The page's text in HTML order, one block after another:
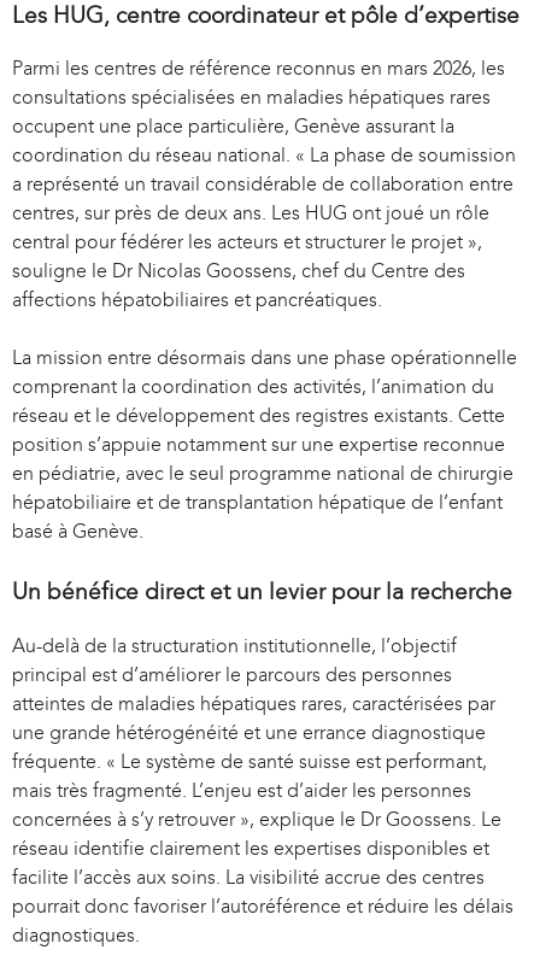
Les HUG, centre coordinateur et pôle d’expertise
Parmi les centres de référence reconnus en mars 2026, les
consultations spécialisées en maladies hépatiques rares
occupent une place particulière, Genève assurant la
coordination du réseau national. « La phase de soumission
a représenté un travail considérable de collaboration entre
centres, sur près de deux ans. Les HUG ont joué un rôle
central pour fédérer les acteurs et structurer le projet »,
souligne le Dr Nicolas Goossens, chef du Centre des
affections hépatobiliaires et pancréatiques.
La mission entre désormais dans une phase opérationnelle
comprenant la coordination des activités, l’animation du
réseau et le développement des registres existants. Cette
position s’appuie notamment sur une expertise reconnue
en pédiatrie, avec le seul programme national de chirurgie
hépatobiliaire et de transplantation hépatique de l’enfant
basé à Genève.
Un bénéfice direct et un levier pour la recherche
Au-delà de la structuration institutionnelle, l’objectif
principal est d’améliorer le parcours des personnes
atteintes de maladies hépatiques rares, caractérisées par
une grande hétérogénéité et une errance diagnostique
fréquente. « Le système de santé suisse est performant,
mais très fragmenté. L’enjeu est d’aider les personnes
concernées à s’y retrouver », explique le Dr Goossens. Le
réseau identifie clairement les expertises disponibles et
facilite l’accès aux soins. La visibilité accrue des centres
pourrait donc favoriser l’autoréférence et réduire les délais
diagnostiques.